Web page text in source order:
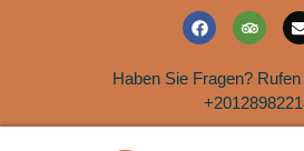
Haben Sie Fragen?